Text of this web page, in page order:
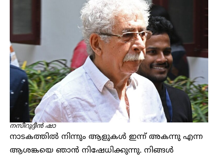
നസീറുദ്ദീൻ ഷാ
നാടകത്തിൽ നിന്നും ആളുകൾ ഇന്ന് അകന്നു എന്ന
ആശങ്കയെ ഞാൻ നിഷേധിക്കുന്നു. നിങ്ങൾ